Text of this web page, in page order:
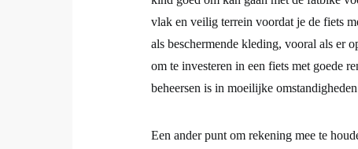
vlak en veilig terrein voordat je de fiets
als beschermende kleding, vooral als er
om te investeren in een fiets met goede
beheersen is in moeilijke
Een ander punt om rekening mee te